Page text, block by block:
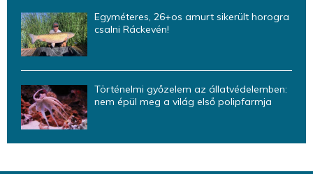
Egyméteres, 26+os amurt sikerült horogra
csalni Ráckevén!
Történelmi győzelem az állatvédelemben:
nem épül meg a világ első polipfarmja